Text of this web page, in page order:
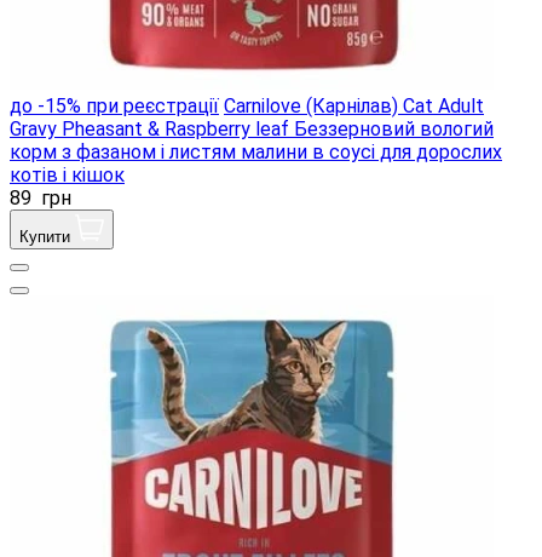
до -15% при реєстрації Carnilove (Карнілав) Cat Adult
Gravy Pheasant & Raspberry leaf Беззерновий вологий
корм з фазаном і листям малини в соусі для дорослих
котів і кішок
89 грн
Купити